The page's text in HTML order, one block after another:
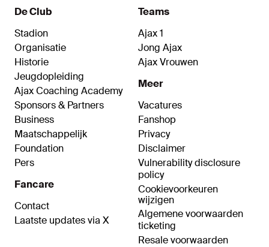
De Club
Stadion
Organisatie
Historie
Jeugdopleiding
Ajax Coaching Academy
Sponsors & Partners
Business
Maatschappelijk
Foundation
Pers
Fancare
Contact
Laatste updates via X
Teams
Ajax 1
Jong Ajax
Ajax Vrouwen
Meer
Vacatures
Fanshop
Privacy
Disclaimer
Vulnerability disclosure
policy
Cookievoorkeuren
wijzigen
Algemene voorwaarden
ticketing
Resale voorwaarden